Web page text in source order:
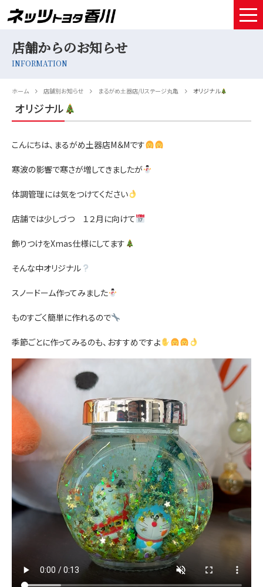
お得なお支払い
店舗からのお知らせ
INFORMATION
ホーム 店舗別お知らせ まるがめ土器店/Uステージ丸亀 オリジナル
オリジナル
こんにちは、まるがめ土器店M＆Mです
寒波の影響で寒さが増してきましたが
体調管理には気をつけてください
店舗では少しづつ １２月に向けて
飾りつけをXmas仕様にしてます
そんな中オリジナル
スノードーム作ってみました
ものすごく簡単に作れるので
季節ごとに作ってみるのも、おすすめですよ